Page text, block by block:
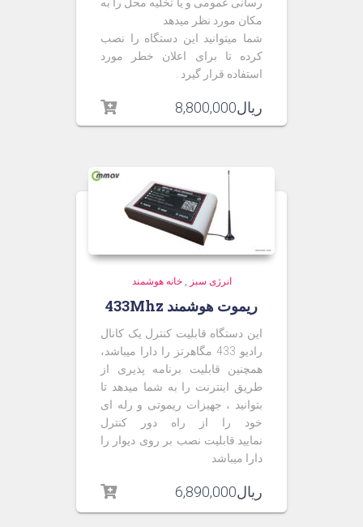
مکان مورد نظر میدهد
شما میتوانید این دستگاه را نصب
کرده تا برای اعلان خطر مورد
استفاده قرار گیرد .
ریال8,800,000
انرژی سبز ,خانه هوشمند
ریموت هوشمند 433Mhz
این دستگاه قابلیت کنترل یک کانال
رادیو 433 مگاهرتز را دارا میباشد،
همچنین قابلیت برنامه پذیری از
طریق اینترنت را به شما میدهد تا
بتوانید ، جهیزات ریموتی و رله ای
خود را از راه دور کنترل
نمایید.قابلیت نصب بر روی دیوار را
دارا میباشد
ریال6,890,000